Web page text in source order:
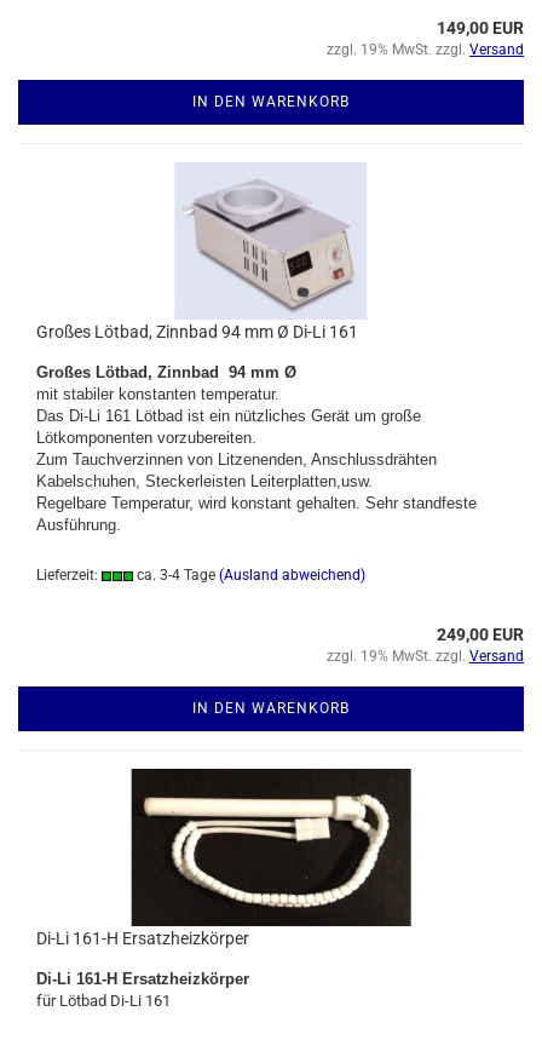
149,00 EUR
zzgl. 19% MwSt. zzgl. Versand
IN DEN WARENKORB
Großes Lötbad, Zinnbad 94 mm Ø Di-Li 161
Großes Lötbad, Zinnbad 94 mm Ø
mit stabiler konstanten temperatur.
Das Di-Li 161 Lötbad ist ein nützliches Gerät um große
Lötkomponenten vorzubereiten.
Zum Tauchverzinnen von Litzenenden, Anschlussdrähten
Kabelschuhen, Steckerleisten Leiterplatten,usw.
Regelbare Temperatur, wird konstant gehalten. Sehr standfeste
Ausführung.
Lieferzeit: ca. 3-4 Tage (Ausland abweichend)
249,00 EUR
zzgl. 19% MwSt. zzgl. Versand
IN DEN WARENKORB
Di-Li 161-H Ersatzheizkörper
Di-Li 161-H Ersatzheizkörper
für Lötbad Di-Li 161